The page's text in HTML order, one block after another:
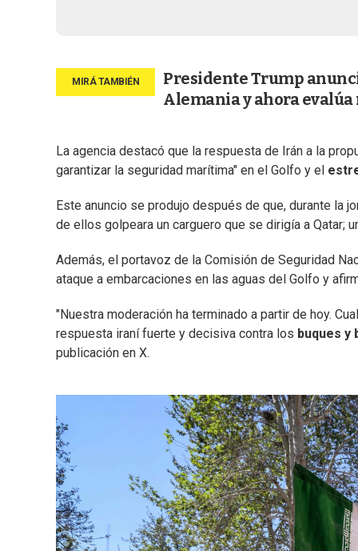
Presidente Trump
Alemania y ahora
La agencia destacó que la respuesta de Irán a la
garantizar la seguridad marítima" en el Golfo y el
Este anuncio se produjo después de que, durante la
de ellos golpeara un carguero que se dirigía a Qatar;
Además, el portavoz de la Comisión de Seguridad
ataque a embarcaciones en las aguas del Golfo y
"Nuestra moderación ha terminado a partir de hoy.
respuesta iraní fuerte y decisiva contra los buques y
publicación en X.